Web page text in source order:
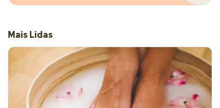
Mais Lidas